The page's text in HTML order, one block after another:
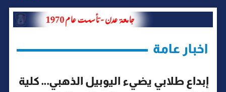
اخبار عامة
إبداع طلابي يضيء اليوبيل الذهبي… كلية